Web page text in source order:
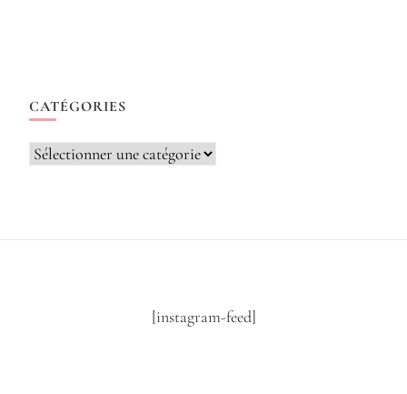
CATÉGORIES
Catégories
[instagram-feed]